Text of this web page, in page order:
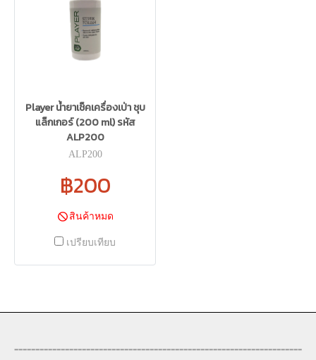
Player น้ำยาเช็คเครื่องเป่า ชุบ
แล็กเกอร์ (200 ml) รหัส
ALP200
ALP200
฿200
สินค้าหมด
เปรียบเทียบ
--------------------------------------------------------------------